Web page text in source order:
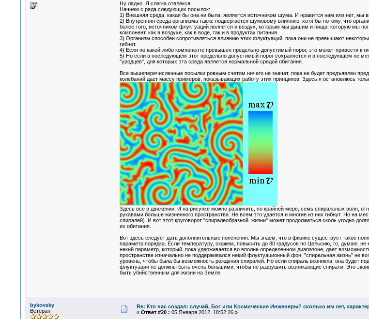
Ну ладно. Я слегка отвлекся.
Начнем с ряда следующих посылок:
1) Внешняя среда, какая бы она ни была, является источником шума. И нравится нам или нет, мы
2) Внутренняя среда организма также подвергается шумовому влиянию, хотя бы потому, что
более того, источником флуктуаций является и воздух, которым мы дышим и пища, которую мы
компонент, как в воздухе, как в воде, так и в продуктах питания.
3) Организм способен сопротивляться влиянию этих флуктуаций, пока они не превышают
гибнет.
4) Если по какой-либо компоненте превышен предельно-допустимый порог, это может привести к
5) Но если в последующем этот предельно допустимый порог сохраняется и в последующем не
"уродцев", для которых эта среда является нормальной средой обитания.
Все вышеперечисленные посылки ровным счетом ничего не значат, пока не будет предъявлен
колебаний дает массу примеров, показывающих работу этих принципов. Здесь я остановлюсь
Здесь все в движении. И на рисунке можно различить, по крайней мере, семь спиральных волн,
рукавами больше жизненного пространства. Не всем это удается и многие из них гибнут. Но на
спиралей). И вот этот круговорот "спиралеобразной жизни" может продолжаться сколь угодно
их обитания.
Вот здесь следует дать дополнительные пояснения. Мы знаем, что в физике существует такое
параметр порядка. Если температуру, скажем, повысить до 80 градусов по Цельсию, то, думаю,
некий параметр, который, пока удерживается во вполне определенном диапазоне, дает
пространстве изначально не поддерживался некий флуктуационный фон, "спиральная жизнь" не
уровень, чтобы была бы возможность рождения спиралей. Но если спираль возникла, она будет
флуктуации не должны быть очень большими, чтобы не разрушить возникающие спирали. Это
быть убийственным для жизни на Земле.
bykovsky
Ветеран
Re: Кто нас создал: случай, Бог или Космические Инженеры? сколько им лет,
« Ответ #20 : 05 Января 2012, 18:52:26 »